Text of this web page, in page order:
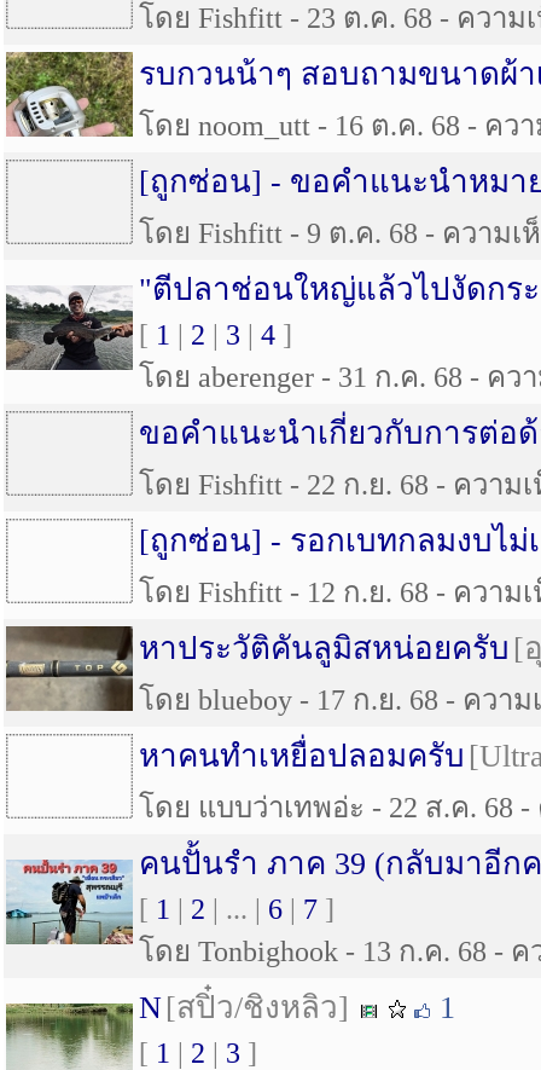
โดย Fishfitt - 23 ต.ค. 68 - ความ
รบกวนน้าๆ สอบถามขนาดผ้า
โดย noom_utt - 16 ต.ค. 68 - คว
[ถูกซ่อน] - ขอคำแนะนำหมา
โดย Fishfitt - 9 ต.ค. 68 - ความเ
"ตีปลาช่อนใหญ่แล้วไปงัดกร
[ 1 | 2 | 3 | 4 ]
โดย aberenger - 31 ก.ค. 68 - คว
ขอคำแนะนำเกี่ยวกับการต่อ
โดย Fishfitt - 22 ก.ย. 68 - ความ
[ถูกซ่อน] - รอกเบทกลมงบไม่
โดย Fishfitt - 12 ก.ย. 68 - ความ
หาประวัติคันลูมิสหน่อยครับ [
โดย blueboy - 17 ก.ย. 68 - ความ
หาคนทำเหยื่อปลอมครับ
โดย แบบว่าเทพอ่ะ - 22 ส.ค. 68 -
คนปั้นรำ ภาค 39 (กลับมาอีก
[ 1 | 2 | ... | 6 | 7 ]
โดย Tonbighook - 13 ก.ค. 68 -
N[สปิ๋ว/ชิงหลิว] 1
[ 1 | 2 | 3 ]